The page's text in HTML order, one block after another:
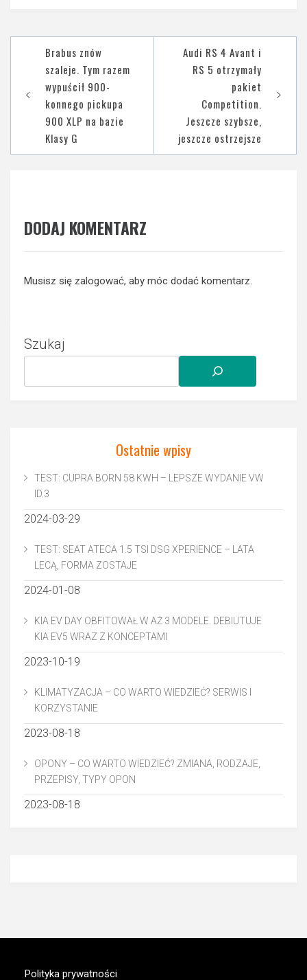
Nawigacja
wpisu
Brabus znów
szaleje. Tym razem
wypuścił 900-
konnego pickupa
900 XLP na bazie
Klasy G
Audi RS 4 Avant i
RS 5 otrzymały
pakiet
Competition.
Jeszcze szybsze,
jeszcze ostrzejsze
DODAJ KOMENTARZ
Musisz się zalogować, aby móc dodać komentarz.
Szukaj
Ostatnie wpisy
TEST: CUPRA BORN 58 KWH – LEPSZE WYDANIE VW
ID.3
2024-03-29
TEST: SEAT ATECA 1.5 TSI DSG XPERIENCE – LATA
LECĄ, FORMA ZOSTAJE
2024-01-08
KIA EV DAY OBFITOWAŁ W AŻ 3 MODELE. DEBIUTUJE
KIA EV5 WRAZ Z KONCEPTAMI
2023-10-19
KLIMATYZACJA – CO WARTO WIEDZIEĆ? SERWIS I
KORZYSTANIE
2023-08-18
OPONY – CO WARTO WIEDZIEĆ? ZMIANA, RODZAJE,
PRZEPISY, TYPY OPON
2023-08-18
Polityka prywatności